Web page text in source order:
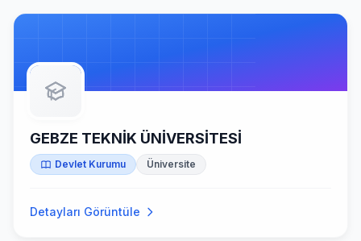
GEBZE TEKNİK ÜNİVERSİTESİ
Devlet Kurumu Üniversite
Detayları Görüntüle